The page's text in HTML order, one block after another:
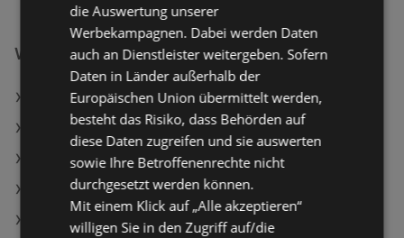
Weiterführende Links
Clever Frankfurter
nöm l.free Halbfettmilch 1.8%
Clever Krustenbrot
BILLA Angebote
Travel FREE Angebote
die Auswertung unserer
Werbekampagnen. Dabei werden Daten
auch an Dienstleister weitergeben. Sofern
Daten in Länder außerhalb der
Europäischen Union übermittelt werden,
besteht das Risiko, dass Behörden auf
diese Daten zugreifen und sie auswerten
sowie Ihre Betroffenenrechte nicht
durchgesetzt werden können.
Mit einem Klick auf „Alle akzeptieren“
willigen Sie in den Zugriff auf/die